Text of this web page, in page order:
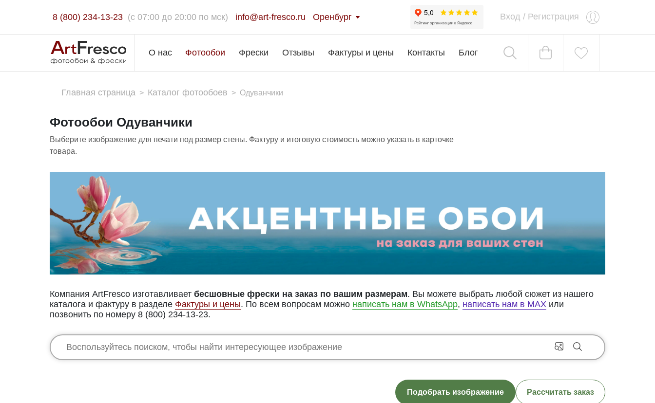
8 (800) 234-13-23 (c 07:00 до 20:00 по мск) info@art-fresco.ru Оренбург Вход / Регистрация
О нас Фотообои Фрески Отзывы Фактуры и цены Контакты Блог
Главная страница > Каталог фотообоев > Одуванчики
Фотообои Одуванчики
Выберите изображение для печати под размер стены. Фактуру и итоговую стоимость можно указать в карточке
товара.
Компания ArtFresco изготавливает бесшовные фрески на заказ по вашим размерам. Вы можете выбрать любой сюжет из нашего
каталога и фактуру в разделе Фактуры и цены. По всем вопросам можно написать нам в WhatsApp, написать нам в MAX или
позвонить по номеру 8 (800) 234-13-23.
Подобрать изображение Рассчитать заказ